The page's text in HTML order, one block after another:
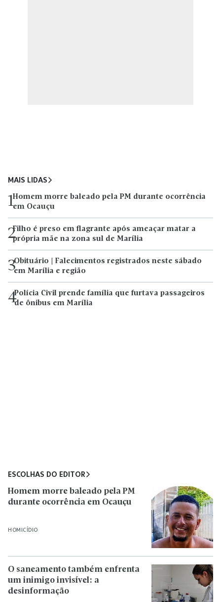
MAIS LIDAS
1Homem morre baleado pela PM durante ocorrência
em Ocauçu
2Filho é preso em flagrante após ameaçar matar a
própria mãe na zona sul de Marília
3Obituário | Falecimentos registrados neste sábado
em Marília e região
4Polícia Civil prende família que furtava passageiros
de ônibus em Marília
ESCOLHAS DO EDITOR
HOMICÍDIO
Homem morre baleado pela PM
durante ocorrência em Ocauçu
O saneamento também enfrenta
um inimigo invisível: a
desinformação